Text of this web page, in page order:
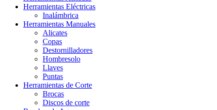
Herramientas Eléctricas
Inalámbrica
Herramientas Manuales
Alicates
Copas
Destornilladores
Hombresolo
Llaves
Puntas
Herramientas de Corte
Brocas
Discos de corte